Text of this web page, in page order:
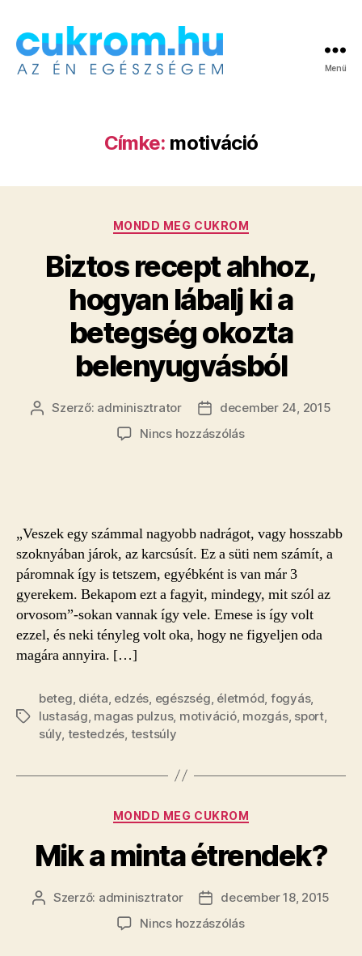
Menü
Címke: motiváció
Kategóriák
MONDD MEG CUKROM
Biztos recept ahhoz,
hogyan lábalj ki a
betegség okozta
belenyugvásból
Bejegyzés
Szerző: adminisztrator
Bejegyzés
dátuma
december 24, 2015
Nincs hozzászólása(z)
ki
a
betegség
okozta
belenyugvásból
bejegyzéshez
„Veszek egy számmal nagyobb nadrágot, vagy hosszabb
szoknyában járok, az karcsúsít. Ez a süti nem számít, a
páromnak így is tetszem, egyébként is van már 3
gyerekem. Bekapom ezt a fagyit, mindegy, mit szól az
orvosom”-sokan vannak így vele. Emese is így volt
ezzel, és neki tényleg volt oka, hogy ne figyeljen oda
magára annyira. […]
Címkék
beteg diéta edzés egészség életmód fogyás,
lustaság magas pulzus, motiváció, mozgás, sport,
súly testedzés testsúly
Kategóriák
MONDD MEG CUKROM
Mik a minta étrendek?
Bejegyzés
Szerző: adminisztrator
Bejegyzés
dátuma
december 18, 2015
Nincs hozzászólása(z)